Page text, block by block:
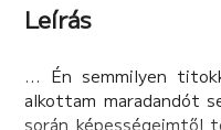
Leírás
... Én semmilyen
alkottam maradandót
során képességeimtől